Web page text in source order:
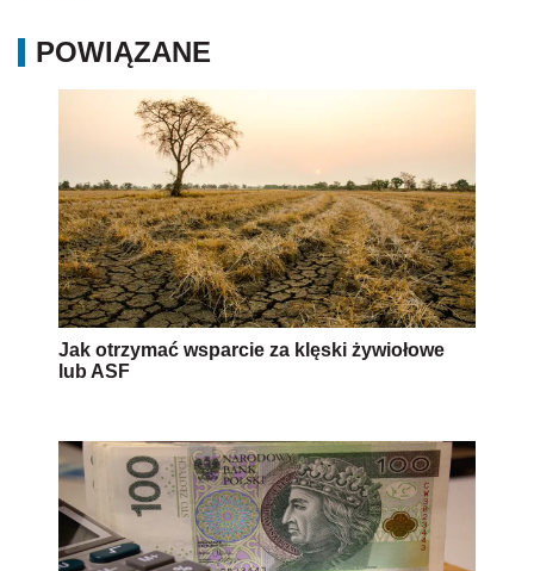
POWIĄZANE
Jak otrzymać wsparcie za klęski żywiołowe
lub ASF